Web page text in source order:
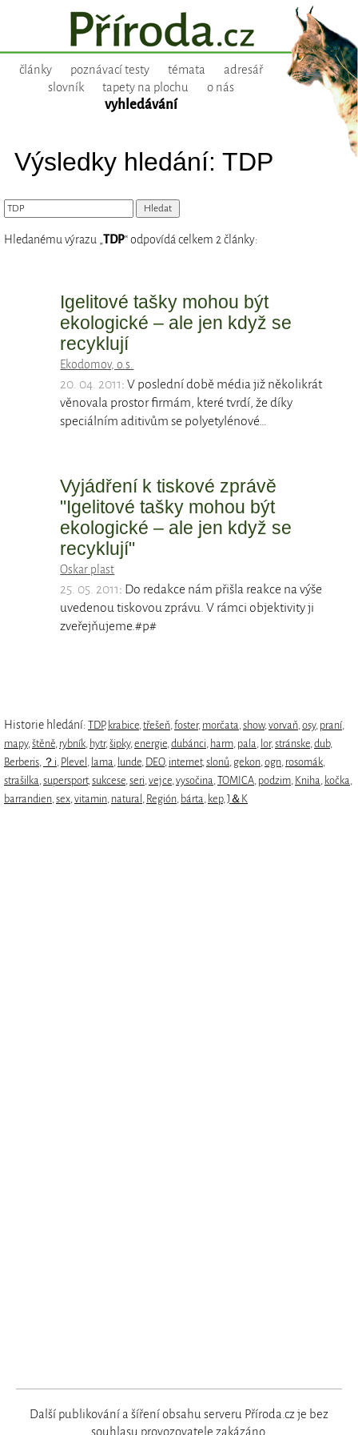
články poznávací testy témata
adresář
slovník
tapety na plochu o nás
vyhledávání
Výsledky hledání: TDP
Hledanému výrazu „TDP“ odpovídá celkem 2 články:
Igelitové tašky mohou být
ekologické – ale jen když se
recyklují
Ekodomov, o.s.
20. 04. 2011: V poslední době média již několikrát
věnovala prostor firmám, které tvrdí, že díky
speciálním aditivům se polyetylénové…
Vyjádření k tiskové zprávě
"Igelitové tašky mohou být
ekologické – ale jen když se
recyklují"
Oskar plast
25. 05. 2011: Do redakce nám přišla reakce na výše
uvedenou tiskovou zprávu. V rámci objektivity ji
zveřejňujeme.#p#
Historie hledání: TDP, krabice,třešeň,foster, morčata,show,vorvaň,osy, praní,
mapy,štěně, rybník, hytr,šipky,energie,dubánci, harm, pala, lor,stránske,dub,
Berberis, ？i, Plevel , lama, lunde, DEO, internet,slonů, gekon,ogn, rosomák,
strašilka,supersport,sukcese,seri,vejce,vysočina,TOMICA, podzim, Kniha, kočka,
barrandien,sex,vitamin, natural , Región, bárta, kep,J＆K
Další publikování a šíření obsahu serveru Příroda.cz je bez
souhlasu provozovatele zakázáno.